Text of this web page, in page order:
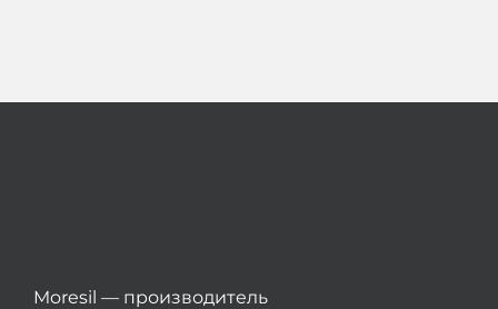
Moresil — производитель